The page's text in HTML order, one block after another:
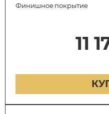
Финишное покрытие
11